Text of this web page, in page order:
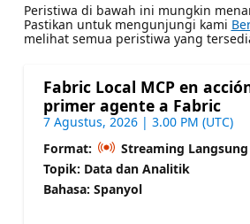
Peristiwa di bawah ini mungkin
Pastikan untuk mengunjungi kami
melihat semua peristiwa yang
Fabric Local MCP en
primer agente a Fabric
7 Agustus, 2026 | 3.00 PM (UTC)
Format:
Streaming Langsung
Topik: Data dan Analitik
Bahasa: Spanyol